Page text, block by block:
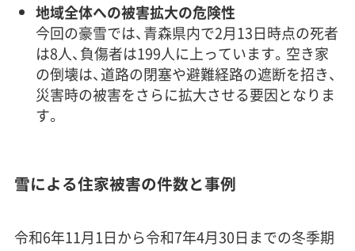
地域全体への被害拡大の危険性
今回の豪雪では、青森県内で2月13日時点の死者
は8人、負傷者は199人に上っています。空き家
の倒壊は、道路の閉塞や避難経路の遮断を招き、
災害時の被害をさらに拡大させる要因となりま
す。
雪による住家被害の件数と事例
令和6年11月1日から令和7年4月30日までの冬季期